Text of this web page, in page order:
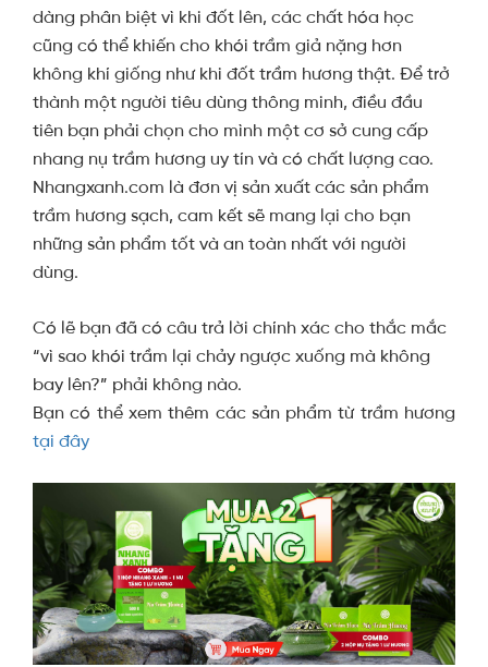
dàng phân biệt vì khi đốt lên, các chất hóa học
cũng có thể khiến cho khói trầm giả nặng hơn
không khí giống như khi đốt trầm hương thật. Để trở
thành một người tiêu dùng thông minh, điều đầu
tiên bạn phải chọn cho mình một cơ sở cung cấp
nhang nụ trầm hương uy tín và có chất lượng cao.
Nhangxanh.com là đơn vị sản xuất các sản phẩm
trầm hương sạch, cam kết sẽ mang lại cho bạn
những sản phẩm tốt và an toàn nhất với người
dùng.
Có lẽ bạn đã có câu trả lời chính xác cho thắc mắc
“vì sao khói trầm lại chảy ngược xuống mà không
bay lên?” phải không nào.
Bạn có thể xem thêm các sản phẩm từ trầm hương
tại đây